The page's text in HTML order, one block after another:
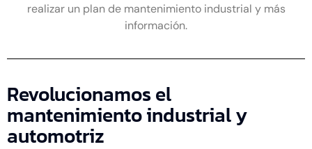
realizar un plan de mantenimiento industrial y más
información.
Revolucionamos el
mantenimiento industrial y
automotriz